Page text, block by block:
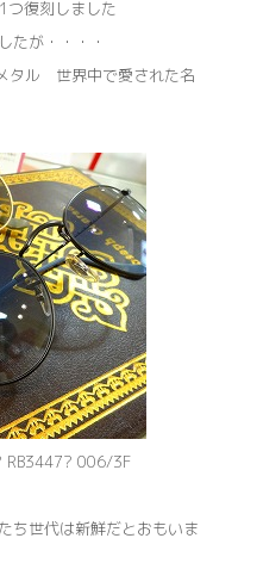
つ復刻しました
たが・・・・
タル 世界中で愛された名
RB3447? 006/3F
ち世代は新鮮だとおもいま